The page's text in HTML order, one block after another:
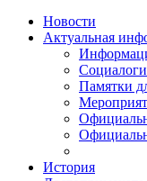
Новости
Актуальная
Памятки
История